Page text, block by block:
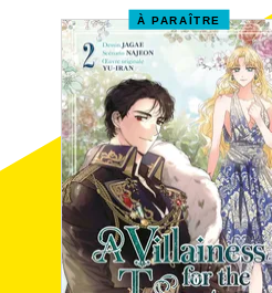
À PARAÎTRE